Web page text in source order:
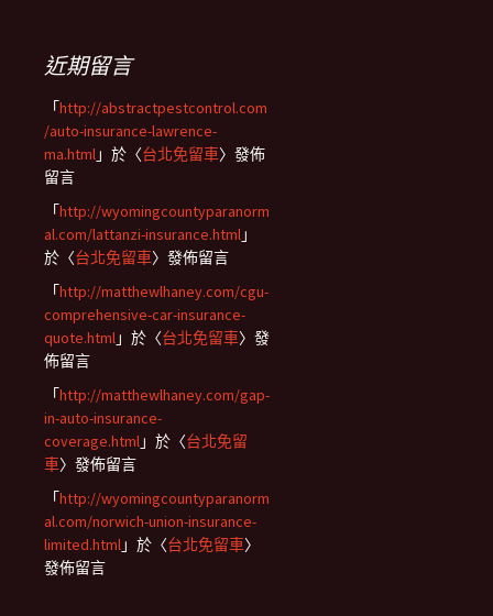
近期留言
「http://abstractpestcontrol.com
/auto-insurance-lawrence-
ma.html」於〈台北免留車〉發佈
留言
「http://wyomingcountyparanorm
al.com/lattanzi-insurance.html」
於〈台北免留車〉發佈留言
「http://matthewlhaney.com/cgu-
comprehensive-car-insurance-
quote.html」於〈台北免留車〉發
佈留言
「http://matthewlhaney.com/gap-
in-auto-insurance-
coverage.html」於〈台北免留
車〉發佈留言
「http://wyomingcountyparanorm
al.com/norwich-union-insurance-
limited.html」於〈台北免留車〉
發佈留言